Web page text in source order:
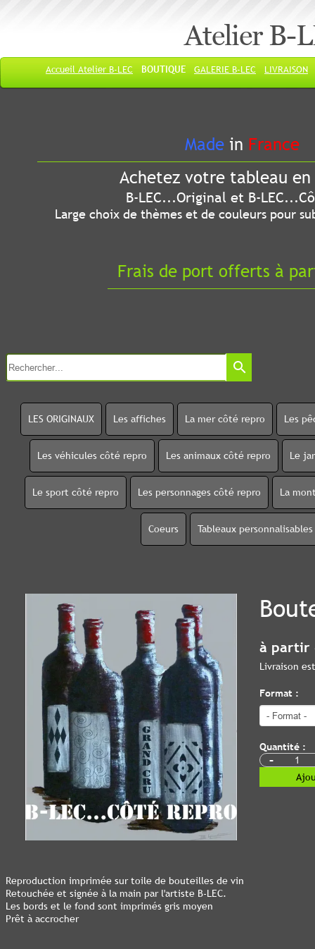
Atelier B-
Accueil Atelier B-LEC BOUTIQUE GALERIE B-LEC LIVRAISON
Made in France
Achetez votre tableau
B-LEC...Original et B-
Large choix de thèmes et de couleurs pour
Frais de port offerts à
search
LES ORIGINAUX Les affiches La mer côté repro Les
Les véhicules côté repro Les animaux côté repro Le
Le sport côté repro Les personnages côté repro La
Coeurs Tableaux personnalisables
à partir
Livraison
Format :
Quantité :
-
Reproduction imprimée sur toile de bouteilles de vin
Retouchée et signée à la main par l'artiste B-LEC.
Les bords et le fond sont imprimés gris moyen
Prêt à accrocher